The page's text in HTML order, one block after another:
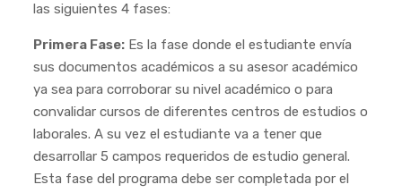
las siguientes 4 fases:
Primera Fase:Es la fase donde el estudiante envía
sus documentos académicos a su asesor académico
ya sea para corroborar su nivel académico o para
convalidar cursos de diferentes centros de estudios o
laborales. A su vez el estudiante va a tener que
desarrollar 5 campos requeridos de estudio general.
Esta fase del programa debe ser completada por el